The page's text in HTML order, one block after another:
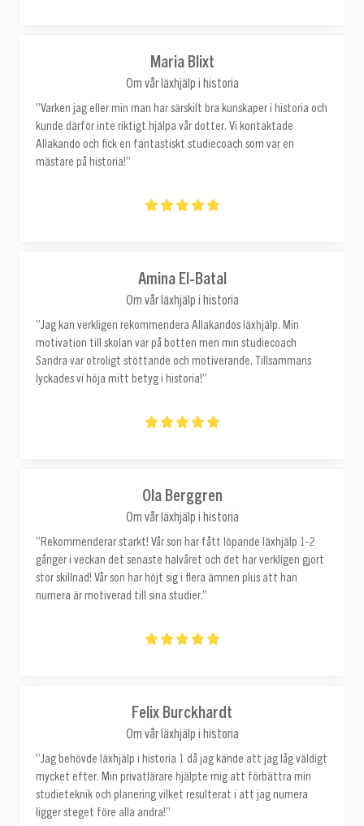
Maria Blixt
Om vår läxhjälp i historia
”Varken jag eller min man har särskilt bra kunskaper i historia och
kunde därför inte riktigt hjälpa vår dotter. Vi kontaktade
Allakando och fick en fantastiskt studiecoach som var en
mästare på historia!”
Amina El-Batal
Om vår läxhjälp i historia
”Jag kan verkligen rekommendera Allakandos läxhjälp. Min
motivation till skolan var på botten men min studiecoach
Sandra var otroligt stöttande och motiverande. Tillsammans
lyckades vi höja mitt betyg i historia!”
Ola Berggren
Om vår läxhjälp i historia
”Rekommenderar starkt! Vår son har fått löpande läxhjälp 1-2
gånger i veckan det senaste halvåret och det har verkligen gjort
stor skillnad! Vår son har höjt sig i flera ämnen plus att han
numera är motiverad till sina studier.”
Felix Burckhardt
Om vår läxhjälp i historia
”Jag behövde läxhjälp i historia 1 då jag kände att jag låg väldigt
mycket efter. Min privatlärare hjälpte mig att förbättra min
studieteknik och planering vilket resulterat i att jag numera
ligger steget före alla andra!”